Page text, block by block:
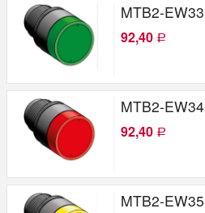
MTB2-EW33
92,40 Р
MTB2-EW34
92,40 Р
MTB2-EW35